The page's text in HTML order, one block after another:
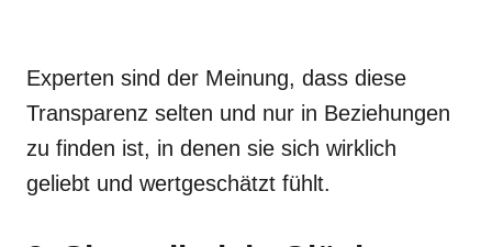
Experten sind der Meinung, dass diese
Transparenz selten und nur in Beziehungen
zu finden ist, in denen sie sich wirklich
geliebt und wertgeschätzt fühlt.